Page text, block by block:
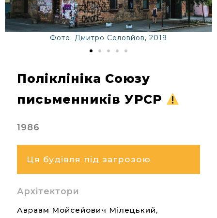
Фото: Дмитро Соловйов, 2019
Поліклініка Союзу
письменників УРСР
1986
Ця будівля під загрозою
Архітектори
Авраам Мойсейович Мілецький,